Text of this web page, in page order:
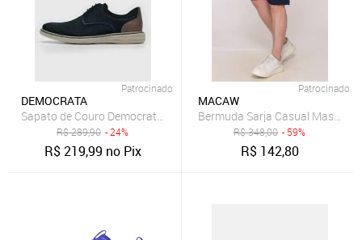
Patrocinado
DEMOCRATA
Sapato de Couro Democrata Recortes Azul-Marinho
R$289,90 - 24%
R$219,99 no Pix
Patrocinado
MACAW
R$348,00 - 59%
R$ 142,80